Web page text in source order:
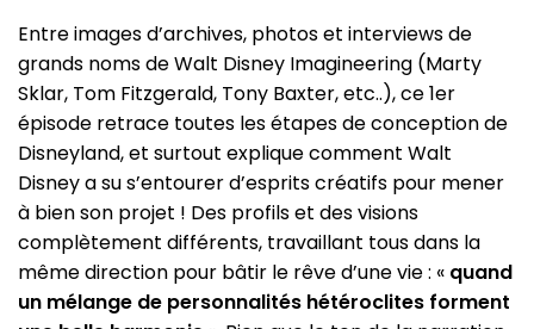
Entre images d’archives, photos et interviews de
grands noms de Walt Disney Imagineering (Marty
Sklar, Tom Fitzgerald, Tony Baxter, etc..), ce 1er
épisode retrace toutes les étapes de conception de
Disneyland, et surtout explique comment Walt
Disney a su s’entourer d’esprits créatifs pour mener
à bien son projet ! Des profils et des visions
complètement différents, travaillant tous dans la
même direction pour bâtir le rêve d’une vie : « quand
un mélange de personnalités hétéroclites forment